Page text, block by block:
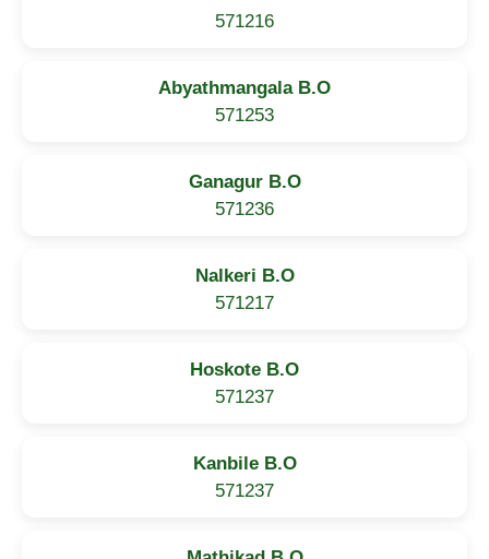
571216
Abyathmangala B.O
571253
Ganagur B.O
571236
Nalkeri B.O
571217
Hoskote B.O
571237
Kanbile B.O
571237